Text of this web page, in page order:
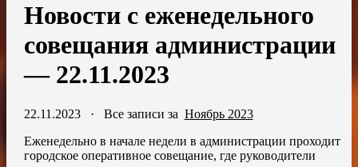
Новости с еженедельного
совещания администрации
— 22.11.2023
22.11.2023· Все записи за Ноябрь 2023
Еженедельно в начале недели в администрации проходит
городское оперативное совещание, где руководители